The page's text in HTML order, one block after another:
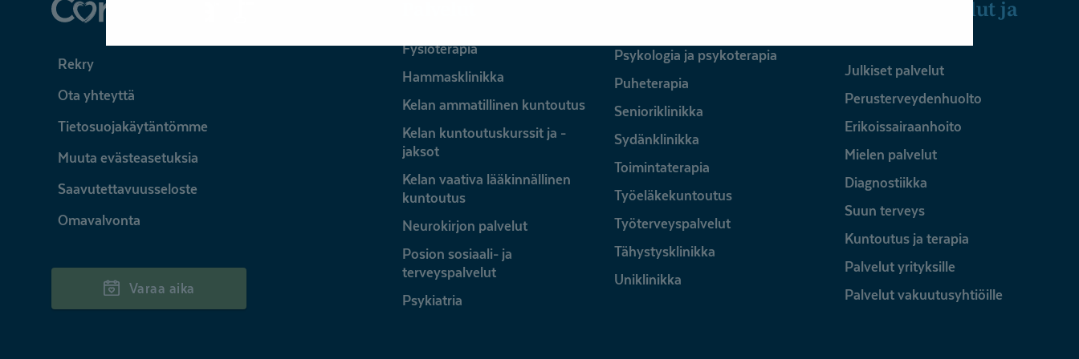
Coronaria
Rekry
Ota yhteyttä
Tietosuojakäytäntömme
Muuta evästeasetuksia
Saavutettavuusseloste
Omavalvonta
Varaa aika
Fysioterapia
Hammasklinikka
Kelan ammatillinen kuntoutus
Kelan kuntoutuskurssit ja -
jaksot
Kelan vaativa lääkinnällinen
kuntoutus
Neurokirjon palvelut
Posion sosiaali- ja
terveyspalvelut
Psykiatria
Psykologia ja psykoterapia
Puheterapia
Senioriklinikka
Sydänklinikka
Toimintaterapia
Työeläkekuntoutus
Työterveyspalvelut
Tähystysklinikka
Uniklinikka
Julkiset palvelut ja
Julkiset palvelut
Perusterveydenhuolto
Erikoissairaanhoito
Mielen palvelut
Diagnostiikka
Suun terveys
Kuntoutus ja terapia
Palvelut yrityksille
Palvelut vakuutusyhtiöille